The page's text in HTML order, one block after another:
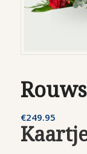
€249.95